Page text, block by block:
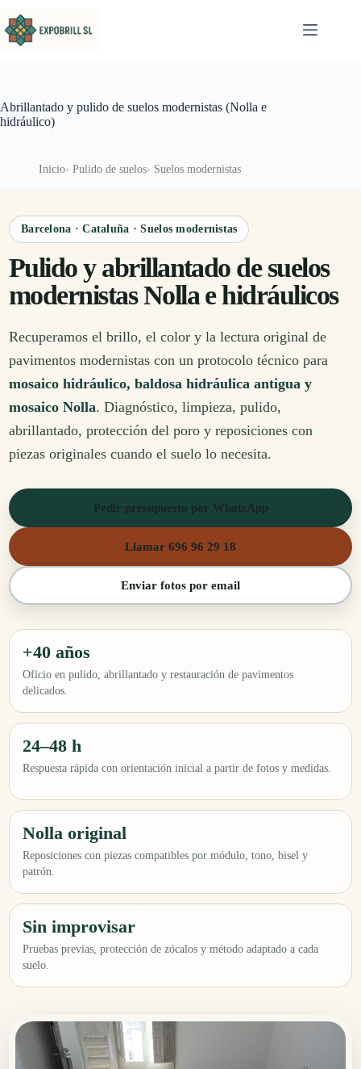
Abrillantado y pulido de suelos modernistas (Nolla e
hidráulico)
Inicio Pulido de suelos Suelos modernistas
Barcelona · Cataluña · Suelos modernistas
Pulido y abrillantado de suelos
modernistas Nolla e hidráulicos
Recuperamos el brillo, el color y la lectura original de
pavimentos modernistas con un protocolo técnico para
mosaico hidráulico, baldosa hidráulica antigua y
mosaico Nolla. Diagnóstico, limpieza, pulido,
abrillantado, protección del poro y reposiciones con
piezas originales cuando el suelo lo necesita.
Pedir presupuesto por WhatsApp
Llamar 696 96 29 18
Enviar fotos por email
+40 años
Oficio en pulido, abrillantado y restauración de pavimentos
delicados.
24–48 h
Respuesta rápida con orientación inicial a partir de fotos y medidas.
Nolla original
Reposiciones con piezas compatibles por módulo, tono, bisel y
patrón.
Sin improvisar
Pruebas previas, protección de zócalos y método adaptado a cada
suelo.